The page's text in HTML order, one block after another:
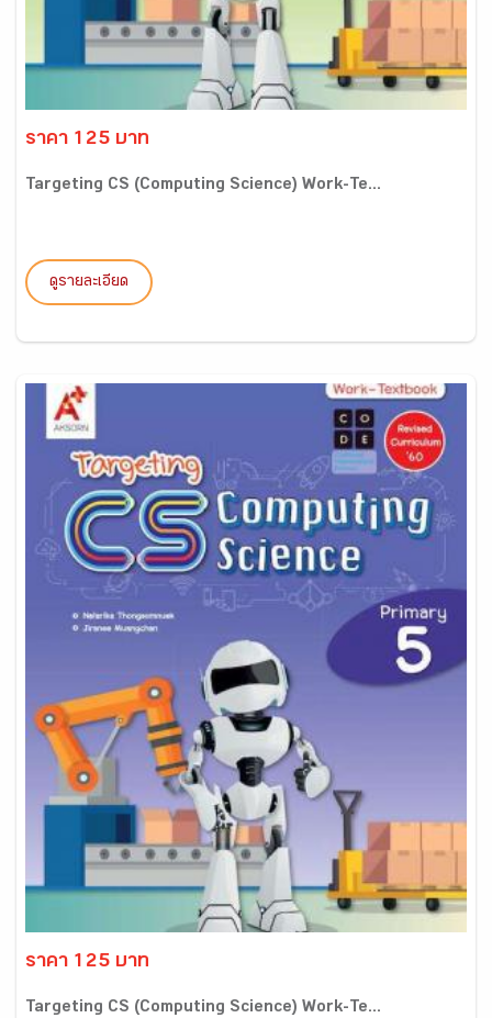
ราคา 125 บาท
Targeting CS (Computing Science) Work-Te...
ดูรายละเอียด
ราคา 125 บาท
Targeting CS (Computing Science) Work-Te...